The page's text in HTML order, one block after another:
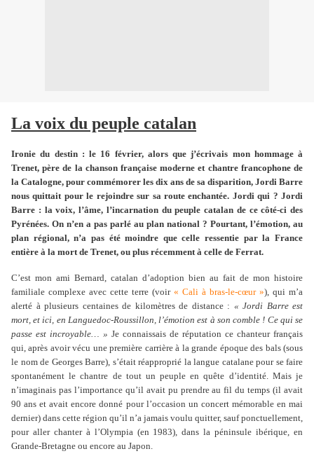
La voix du peuple catalan
Ironie du destin : le 16 février, alors que j’écrivais mon hommage à
Trenet, père de la chanson française moderne et chantre francophone de
la Catalogne, pour commémorer les dix ans de sa disparition, Jordi Barre
nous quittait pour le rejoindre sur sa route enchantée. Jordi qui ? Jordi
Barre : la voix, l’âme, l’incarnation du peuple catalan de ce côté-ci des
Pyrénées. On n’en a pas parlé au plan national ? Pourtant, l’émotion, au
plan régional, n’a pas été moindre que celle ressentie par la France
entière à la mort de Trenet, ou plus récemment à celle de Ferrat.
C’est mon ami Bernard, catalan d’adoption bien au fait de mon histoire
familiale complexe avec cette terre (voir « Cali à bras-le-cœur »), qui m’a
alerté à plusieurs centaines de kilomètres de distance : « Jordi Barre est
mort, et ici, en Languedoc-Roussillon, l’émotion est à son comble ! Ce qui se
passe est incroyable… » Je connaissais de réputation ce chanteur français
qui, après avoir vécu une première carrière à la grande époque des bals (sous
le nom de Georges Barre), s’était réapproprié la langue catalane pour se faire
spontanément le chantre de tout un peuple en quête d’identité. Mais je
n’imaginais pas l’importance qu’il avait pu prendre au fil du temps (il avait
90 ans et avait encore donné pour l’occasion un concert mémorable en mai
dernier) dans cette région qu’il n’a jamais voulu quitter, sauf ponctuellement,
pour aller chanter à l’Olympia (en 1983), dans la péninsule ibérique, en
Grande-Bretagne ou encore au Japon.